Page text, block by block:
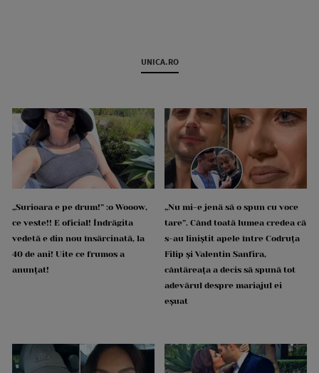
UNICA.RO
„Surioara e pe drum!” :o Wooow,
ce veste!! E oficial! Îndrăgita
vedetă e din nou însărcinată, la
40 de ani! Uite ce frumos a
anunțat!
„Nu mi-e jenă să o spun cu voce
tare”. Când toată lumea credea că
s-au liniștit apele între Codruța
Filip și Valentin Sanfira,
cântăreața a decis să spună tot
adevărul despre mariajul ei
eșuat